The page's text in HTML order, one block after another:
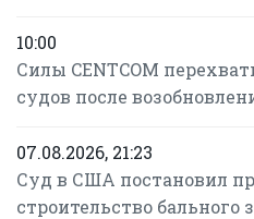
10:00
Силы CENTCOM
судов после
07.08.2026, 21:23
Суд в США постановил
строительство бального